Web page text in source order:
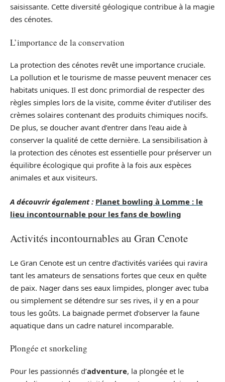
saisissante. Cette diversité géologique contribue à la magie
des cénotes.
L’importance de la conservation
La protection des cénotes revêt une importance cruciale.
La pollution et le tourisme de masse peuvent menacer ces
habitats uniques. Il est donc primordial de respecter des
règles simples lors de la visite, comme éviter d’utiliser des
crèmes solaires contenant des produits chimiques nocifs.
De plus, se doucher avant d’entrer dans l’eau aide à
conserver la qualité de cette dernière. La sensibilisation à
la protection des cénotes est essentielle pour préserver un
équilibre écologique qui profite à la fois aux espèces
animales et aux visiteurs.
A découvrir également : Planet bowling à Lomme : le
lieu incontournable pour les fans de bowling
Activités incontournables au Gran Cenote
Le Gran Cenote est un centre d’activités variées qui ravira
tant les amateurs de sensations fortes que ceux en quête
de paix. Nager dans ses eaux limpides, plonger avec tuba
ou simplement se détendre sur ses rives, il y en a pour
tous les goûts. La baignade permet d’observer la faune
aquatique dans un cadre naturel incomparable.
Plongée et snorkeling
Pour les passionnés d’adventure, la plongée et le